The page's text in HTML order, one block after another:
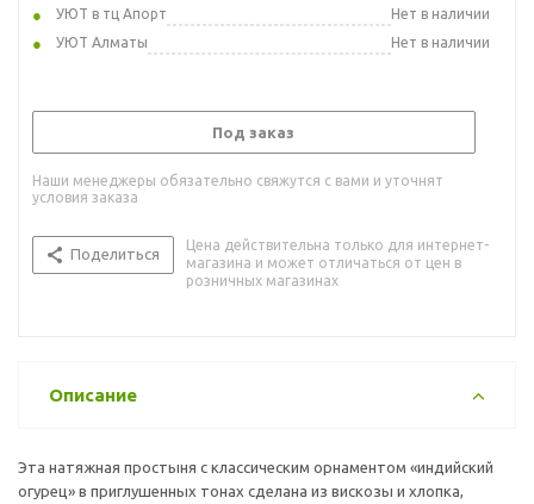
УЮТ в тц Апорт
Нет в наличии
УЮТ Алматы
Нет в наличии
Под заказ
Наши менеджеры обязательно свяжутся с вами и уточнят
условия заказа
Поделиться
Цена действительна только для интернет-
магазина и может отличаться от цен в
розничных магазинах
Описание
Эта натяжная простыня с классическим орнаментом «индийский
огурец» в приглушенных тонах сделана из вискозы и хлопка,